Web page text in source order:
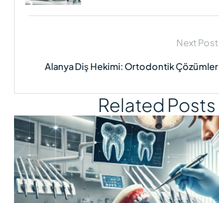
Next Post
Alanya Diş Hekimi: Ortodontik Çözümler
Related Posts